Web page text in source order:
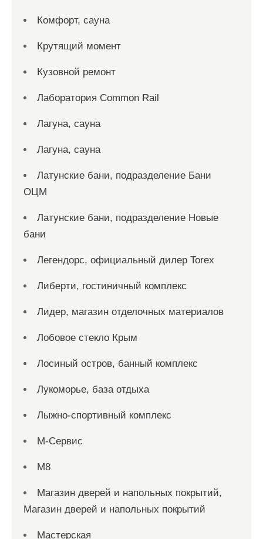
Комфорт, сауна
Крутящий момент
Кузовной ремонт
Лаборатория Common Rail
Лагуна, сауна
Лагуна, сауна
Латунские бани, подразделение Бани
ОЦМ
Латунские бани, подразделение Новые
бани
Легендорс, официальный дилер Torex
Либерти, гостиничный комплекс
Лидер, магазин отделочных материалов
Лобовое стекло Крым
Лосиный остров, банный комплекс
Лукоморье, база отдыха
Лыжно-спортивный комплекс
М-Сервис
М8
Магазин дверей и напольных покрытий,
Магазин дверей и напольных покрытий
Мастерская